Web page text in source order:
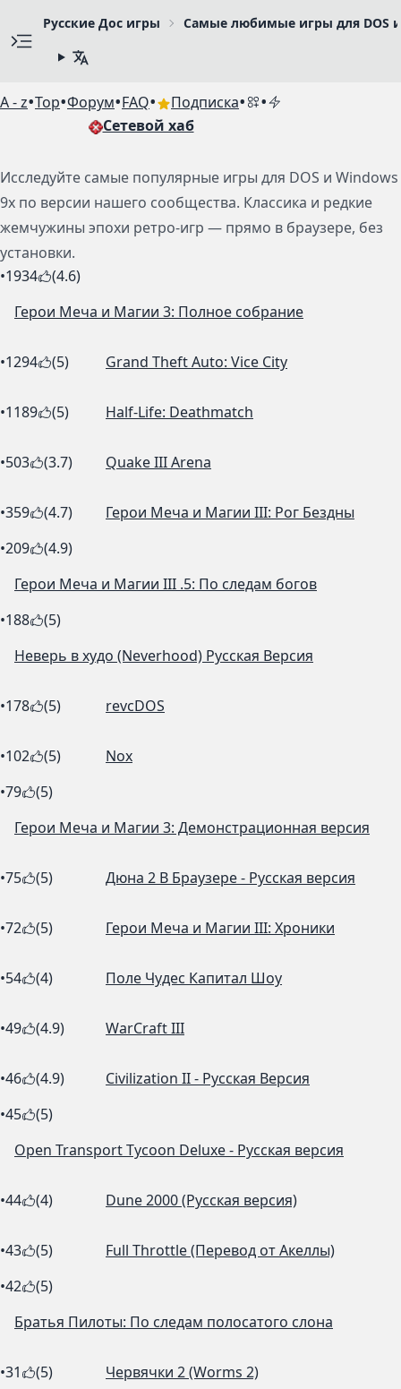
Русские Дос игры Самые любимые игры для DOS
A - z•Top•Форум•FAQ• Подписка• •
Сетевой хаб
Исследуйте самые популярные игры для DOS и Windows
9x по версии нашего сообщества. Классика и редкие
жемчужины эпохи ретро-игр — прямо в браузере, без
установки.
•1934
(4.6)
Герои Меча и Магии 3: Полное собрание
•1294 (5) Grand Theft Auto: Vice City
•1189 (5) Half-Life: Deathmatch
•503 (3.7) Quake III Arena
•359 (4.7)
Герои Меча и Магии III: Рог Бездны
•209
(4.9)
Герои Меча и Магии III .5: По следам богов
•188
(5)
Неверь в худо (Neverhood) Русская Версия
•178 (5) revcDOS
•102 (5)
Nox
•79
(5)
Герои Меча и Магии 3: Демонстрационная версия
•75 (5) Дюна 2 В Браузере - Русская версия
•72 (5) Герои Меча и Магии III: Хроники
•54 (4) Поле Чудес Капитал Шоу
•49 (4.9) WarCraft III
•46 (4.9)
Civilization II - Русская Версия
•45
(5)
Open Transport Tycoon Deluxe - Русская версия
•44 (4) Dune 2000 (Русская версия)
•43 (5)
Full Throttle (Перевод от Акеллы)
•42
(5)
Братья Пилоты: По следам полосатого слона
•31 (5)
Червячки 2 (Worms 2)